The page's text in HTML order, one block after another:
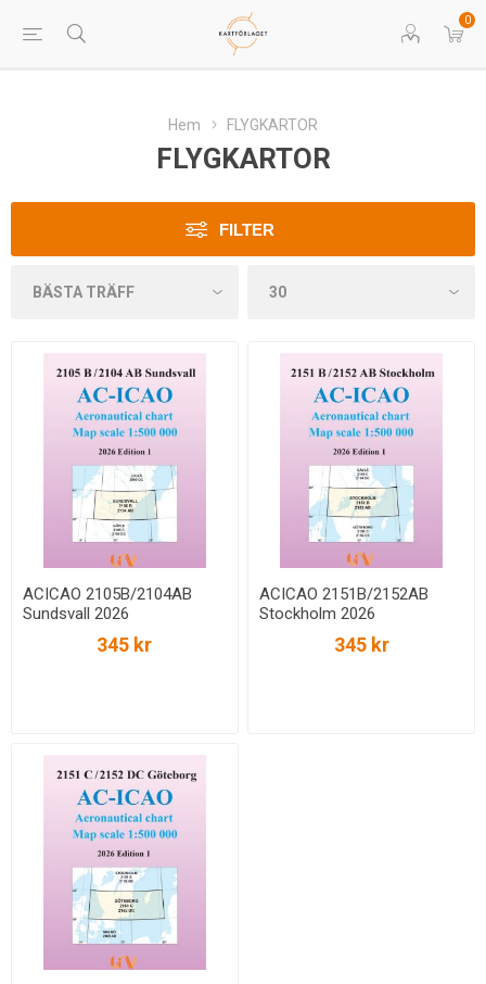
0
Hem FLYGKARTOR
FLYGKARTOR
FILTER
ACICAO 2105B/2104AB
Sundsvall 2026
345 kr
ACICAO 2151B/2152AB
Stockholm 2026
345 kr